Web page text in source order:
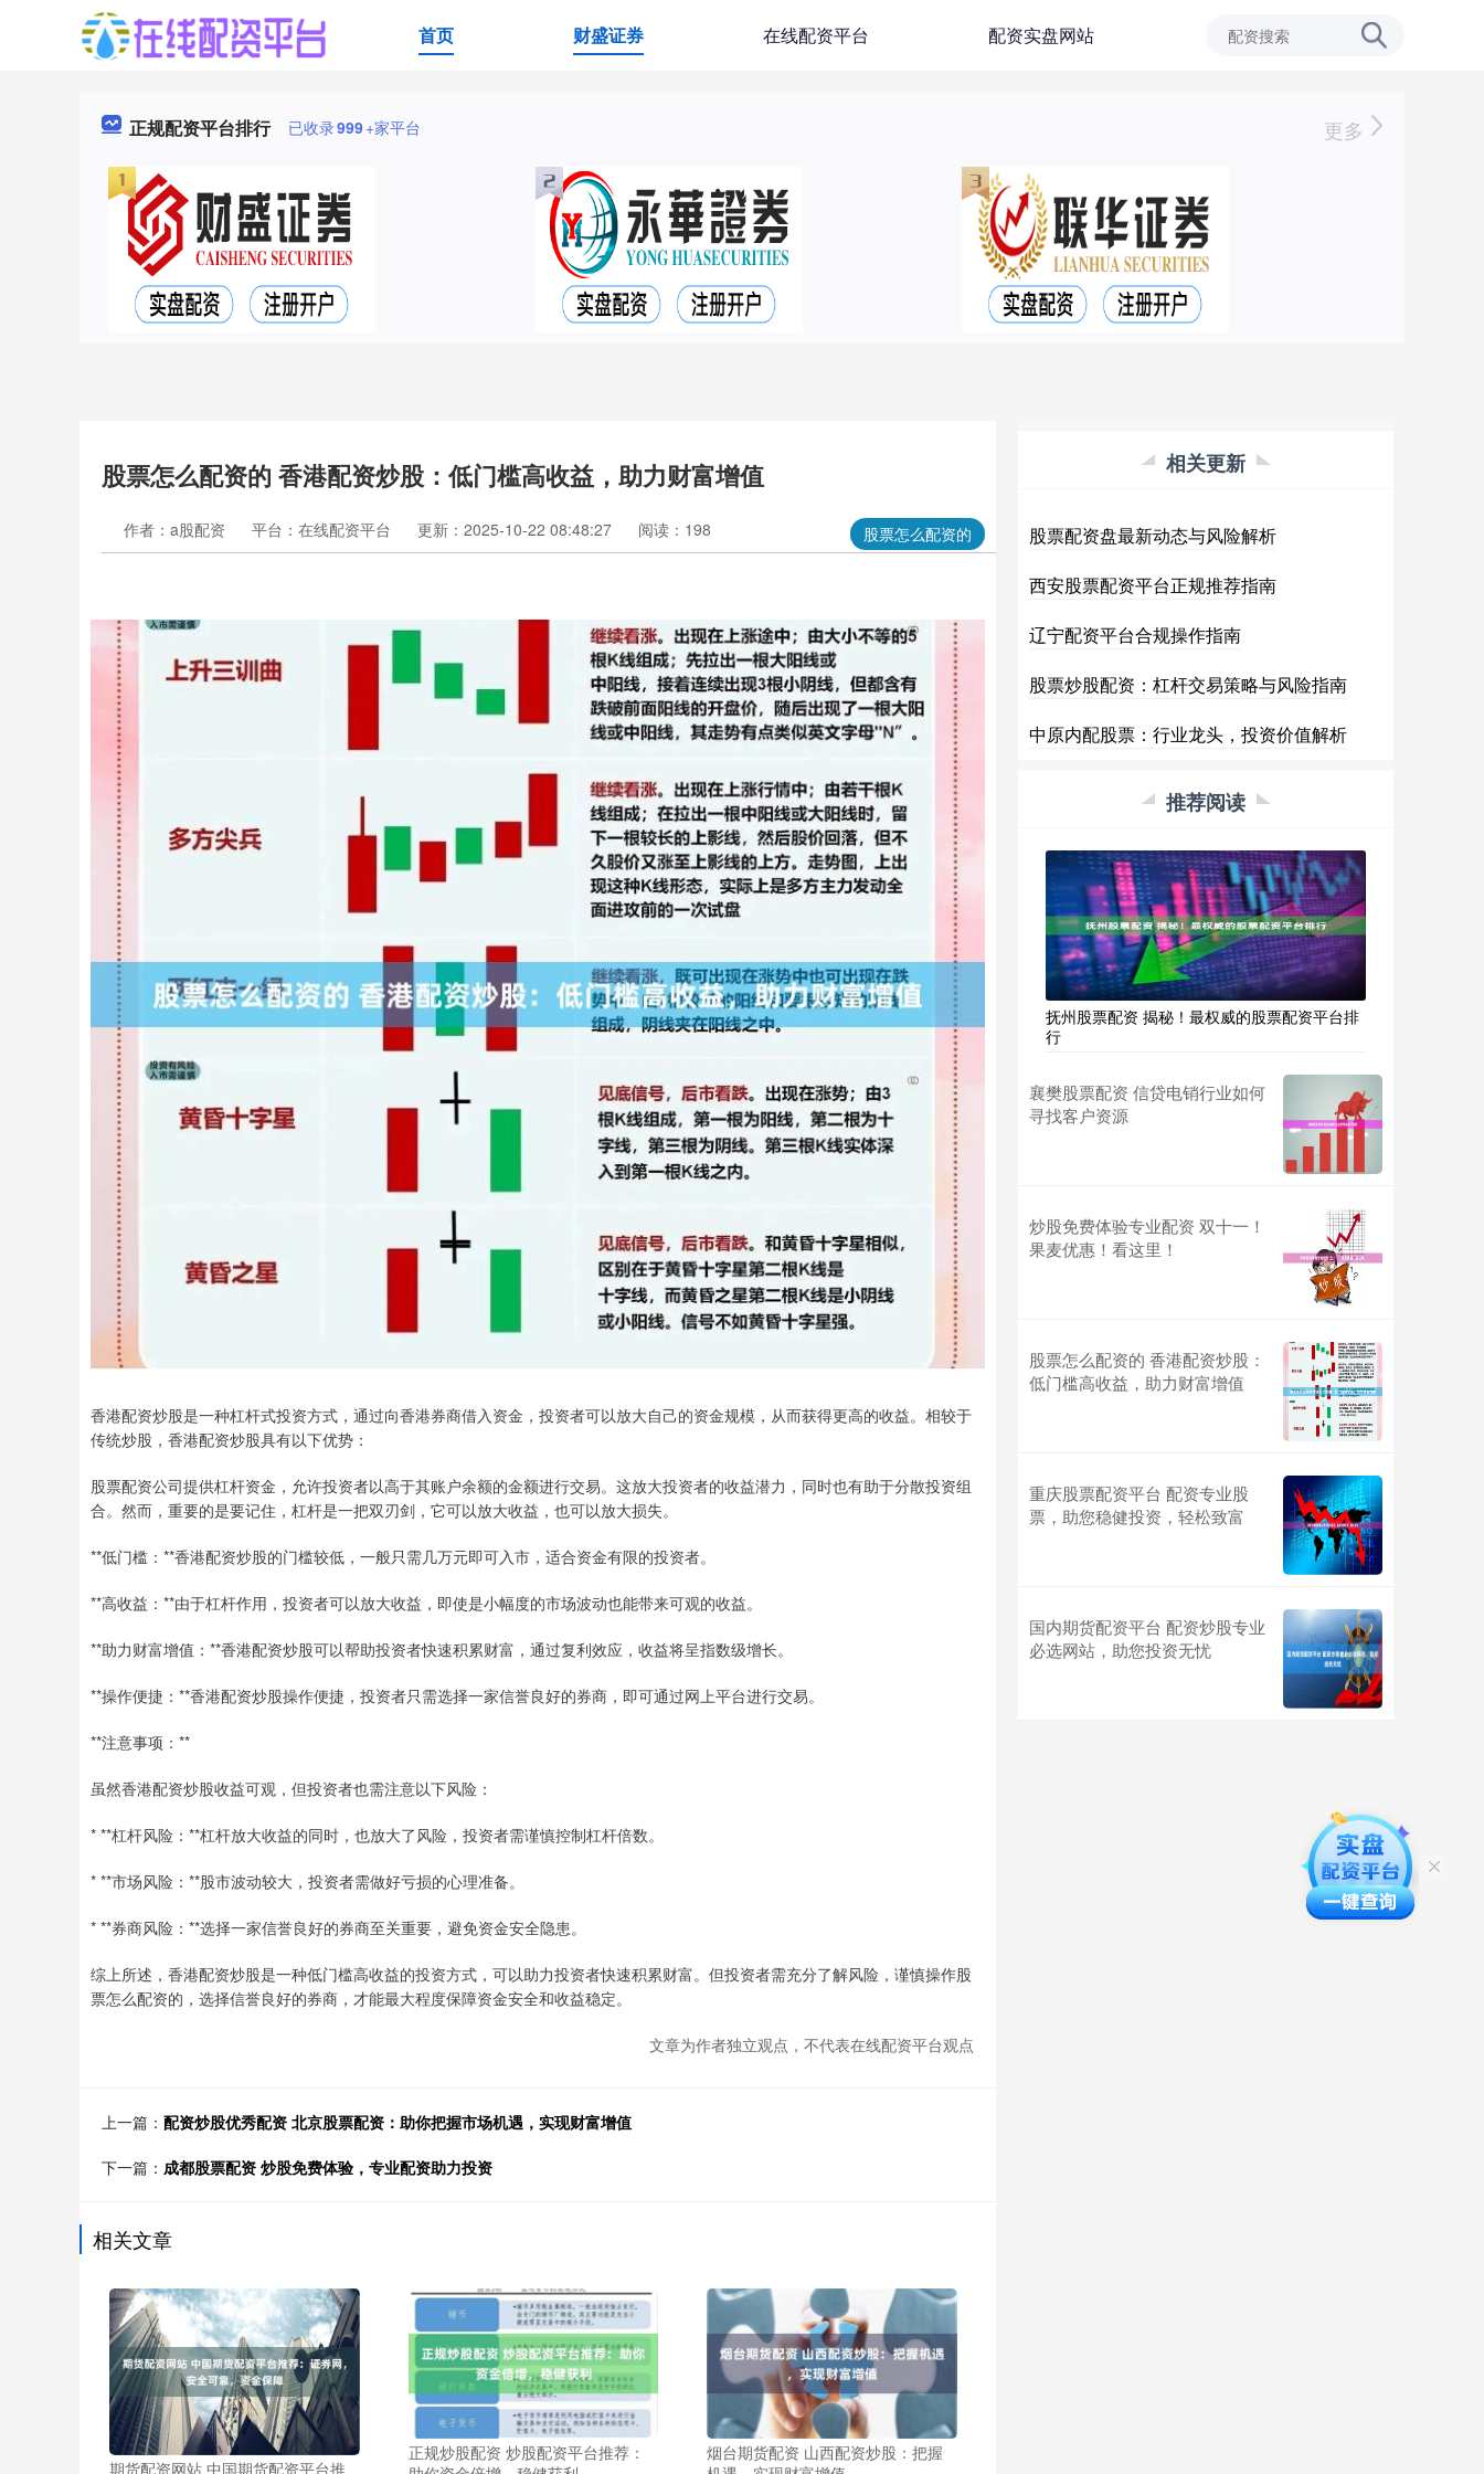
首页 财盛证券 在线配资平台 配资实盘网站
正规配资平台排行 已收录999+家平台 更多
股票怎么配资的 香港配资炒股：低门槛高收益，助力财富增值
股票怎么配资的
作者：a股配资 平台：在线配资平台 更新：2025-10-22 08:48:27 阅读：198
香港配资炒股是一种杠杆式投资方式，通过向香港券商借入资金，投资者可以放大自己的资金规模，从而获得更高的收益。相较于
传统炒股，香港配资炒股具有以下优势：
股票配资公司提供杠杆资金，允许投资者以高于其账户余额的金额进行交易。这放大投资者的收益潜力，同时也有助于分散投资组
合。然而，重要的是要记住，杠杆是一把双刃剑，它可以放大收益，也可以放大损失。
**低门槛：**香港配资炒股的门槛较低，一般只需几万元即可入市，适合资金有限的投资者。
**高收益：**由于杠杆作用，投资者可以放大收益，即使是小幅度的市场波动也能带来可观的收益。
**助力财富增值：**香港配资炒股可以帮助投资者快速积累财富，通过复利效应，收益将呈指数级增长。
**操作便捷：**香港配资炒股操作便捷，投资者只需选择一家信誉良好的券商，即可通过网上平台进行交易。
**注意事项：**
虽然香港配资炒股收益可观，但投资者也需注意以下风险：
* **杠杆风险：**杠杆放大收益的同时，也放大了风险，投资者需谨慎控制杠杆倍数。
* **市场风险：**股市波动较大，投资者需做好亏损的心理准备。
* **券商风险：**选择一家信誉良好的券商至关重要，避免资金安全隐患。
综上所述，香港配资炒股是一种低门槛高收益的投资方式，可以助力投资者快速积累财富。但投资者需充分了解风险，谨慎操作股
票怎么配资的，选择信誉良好的券商，才能最大程度保障资金安全和收益稳定。
文章为作者独立观点，不代表在线配资平台观点
上一篇： 配资炒股优秀配资 北京股票配资：助你把握市场机遇，实现财富增值
下一篇： 成都股票配资 炒股免费体验，专业配资助力投资
相关文章
期货配资网站 中国期货配资平台推
正规炒股配资 炒股配资平台推荐：
烟台期货配资 山西配资炒股：把握
相关更新
股票配资盘最新动态与风险解析
西安股票配资平台正规推荐指南
辽宁配资平台合规操作指南
股票炒股配资：杠杆交易策略与风险指南
中原内配股票：行业龙头，投资价值解析
推荐阅读
抚州股票配资 揭秘！最权威的股票配资平台排
行
襄樊股票配资 信贷电销行业如何
寻找客户资源
炒股免费体验专业配资 双十一！
果麦优惠！看这里！
股票怎么配资的 香港配资炒股：
低门槛高收益，助力财富增值
重庆股票配资平台 配资专业股
票，助您稳健投资，轻松致富
国内期货配资平台 配资炒股专业
必选网站，助您投资无忧